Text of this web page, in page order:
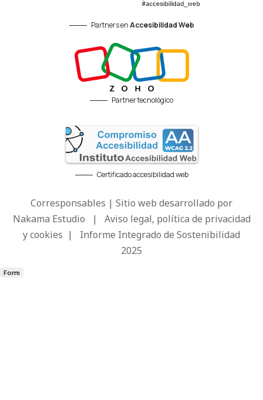
Partners enAccesibilidad Web
Partner tecnológico
Certificado accesibilidad web
Corresponsables | Sitio web desarrollado por
Nakama Estudio | Aviso legal, política de privacidad
y cookies | Informe Integrado de Sostenibilidad
2025
Form